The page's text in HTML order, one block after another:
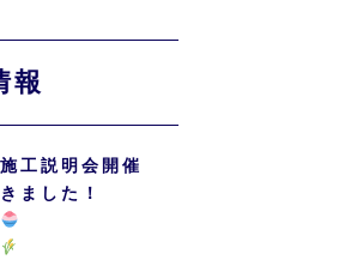
報
工説明会開催
ました！